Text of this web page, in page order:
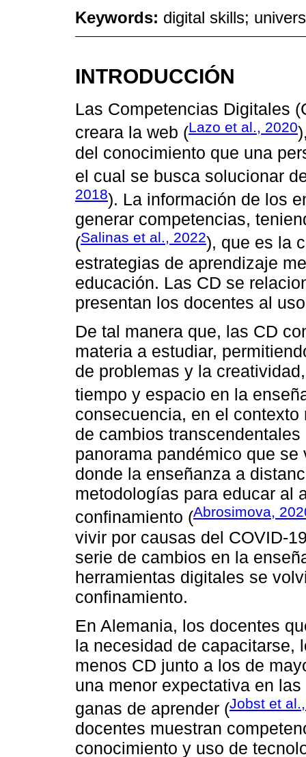
Keywords: digital skills;
INTRODUCCIÓN
Las Competencias Digitales
creara la web (Lazo et al., 2020
del conocimiento que una
el cual se busca solucionar
2018). La información de los
generar competencias,
(Salinas et al., 2022), que es la
estrategias de aprendizaje
educación. Las CD se
presentan los docentes al
De tal manera que, las CD
materia a estudiar,
de problemas y la
tiempo y espacio en la
consecuencia, en el
de cambios
panorama pandémico que
donde la enseñanza a
metodologías para educar al
confinamiento (Abrosimova,
vivir por causas del COVID-
serie de cambios en la
herramientas digitales se
confinamiento.
En Alemania, los docentes
la necesidad de capacitarse,
menos CD junto a los de
una menor expectativa en
ganas de aprender (Jobst et
docentes muestran
conocimiento y uso de